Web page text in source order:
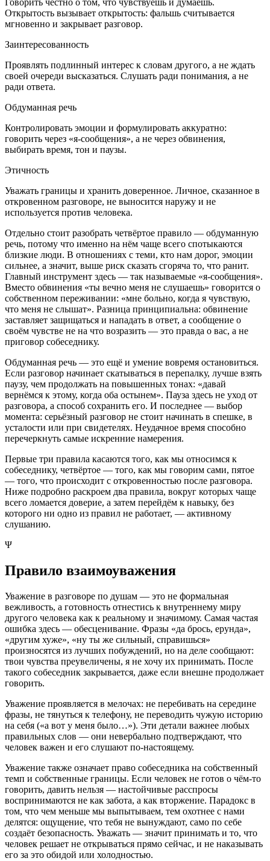
Говорить честно о том, что чувствуешь и думаешь.
Открытость вызывает открытость: фальшь считывается
мгновенно и закрывает разговор.
Заинтересованность
Проявлять подлинный интерес к словам другого, а не ждать
своей очереди высказаться. Слушать ради понимания, а не
ради ответа.
Обдуманная речь
Контролировать эмоции и формулировать аккуратно:
говорить через «я-сообщения», а не через обвинения,
выбирать время, тон и паузы.
Этичность
Уважать границы и хранить доверенное. Личное, сказанное в
откровенном разговоре, не выносится наружу и не
используется против человека.
Отдельно стоит разобрать четвёртое правило — обдуманную
речь, потому что именно на нём чаще всего спотыкаются
близкие люди. В отношениях с теми, кто нам дорог, эмоции
сильнее, а значит, выше риск сказать сгоряча то, что ранит.
Главный инструмент здесь — так называемые «я-сообщения».
Вместо обвинения «ты вечно меня не слушаешь» говорится о
собственном переживании: «мне больно, когда я чувствую,
что меня не слышат». Разница принципиальна: обвинение
заставляет защищаться и нападать в ответ, а сообщение о
своём чувстве не на что возразить — это правда о вас, а не
приговор собеседнику.
Обдуманная речь — это ещё и умение вовремя остановиться.
Если разговор начинает скатываться в перепалку, лучше взять
паузу, чем продолжать на повышенных тонах: «давай
вернёмся к этому, когда оба остынем». Пауза здесь не уход от
разговора, а способ сохранить его. И последнее — выбор
момента: серьёзный разговор не стоит начинать в спешке, в
усталости или при свидетелях. Неудачное время способно
перечеркнуть самые искренние намерения.
Первые три правила касаются того, как мы относимся к
собеседнику, четвёртое — того, как мы говорим сами, пятое
— того, что происходит с откровенностью после разговора.
Ниже подробно раскроем два правила, вокруг которых чаще
всего ломается доверие, а затем перейдём к навыку, без
которого ни одно из правил не работает, — активному
слушанию.
Ψ
Правило взаимоуважения
Уважение в разговоре по душам — это не формальная
вежливость, а готовность отнестись к внутреннему миру
другого человека как к реальному и значимому. Самая частая
ошибка здесь — обесценивание. Фразы «да брось, ерунда»,
«другим хуже», «ну ты же сильный, справишься»
произносятся из лучших побуждений, но на деле сообщают:
твои чувства преувеличены, я не хочу их принимать. После
такого собеседник закрывается, даже если внешне продолжает
говорить.
Уважение проявляется в мелочах: не перебивать на середине
фразы, не тянуться к телефону, не переводить чужую историю
на себя («а вот у меня было…»). Эти детали важнее любых
правильных слов — они невербально подтверждают, что
человек важен и его слушают по-настоящему.
Уважение также означает право собеседника на собственный
темп и собственные границы. Если человек не готов о чём-то
говорить, давить нельзя — настойчивые расспросы
воспринимаются не как забота, а как вторжение. Парадокс в
том, что чем меньше мы выпытываем, тем охотнее с нами
делятся: ощущение, что тебя не вынуждают, само по себе
создаёт безопасность. Уважать — значит принимать и то, что
человек решает не открываться прямо сейчас, и не наказывать
его за это обидой или холодностью.